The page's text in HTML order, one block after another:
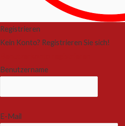
Registrieren
Kein Konto? Registrieren Sie sich!
Benutzername
E-Mail